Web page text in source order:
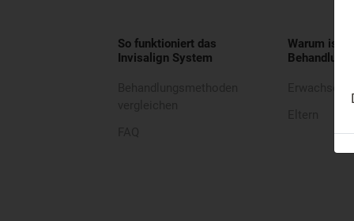
So funktioniert das
Invisalign System
Warum ist
Behandlung